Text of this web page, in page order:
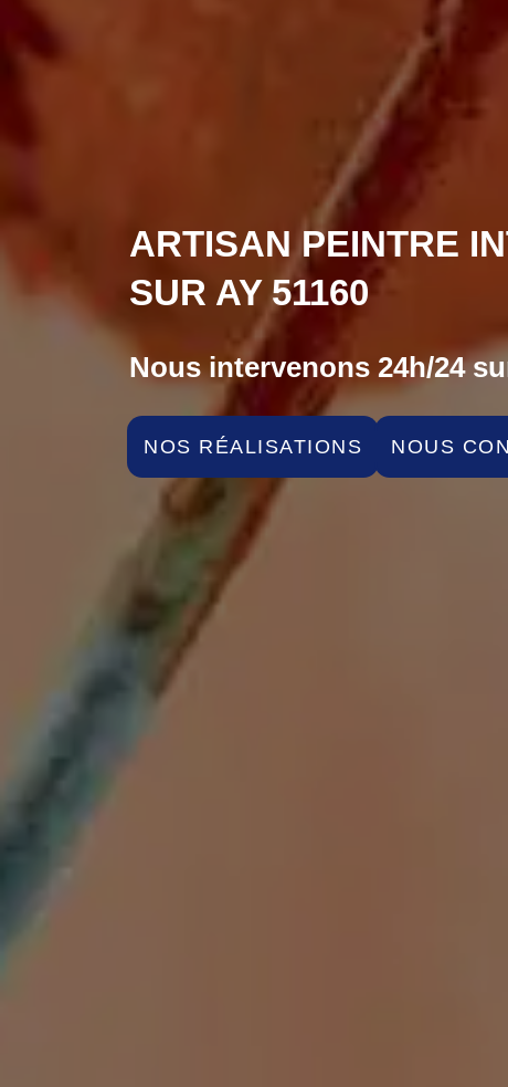
ARTISAN PEINTRE
SUR AY 51160
Nous intervenons 24h/24
NOS RÉALISATIONS NOUS